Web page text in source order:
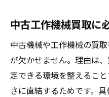
中古工作機械買取に
中古機械や工作機械の買
が欠かせません。理由は
定できる環境を整えるこ
さに直結するためです。